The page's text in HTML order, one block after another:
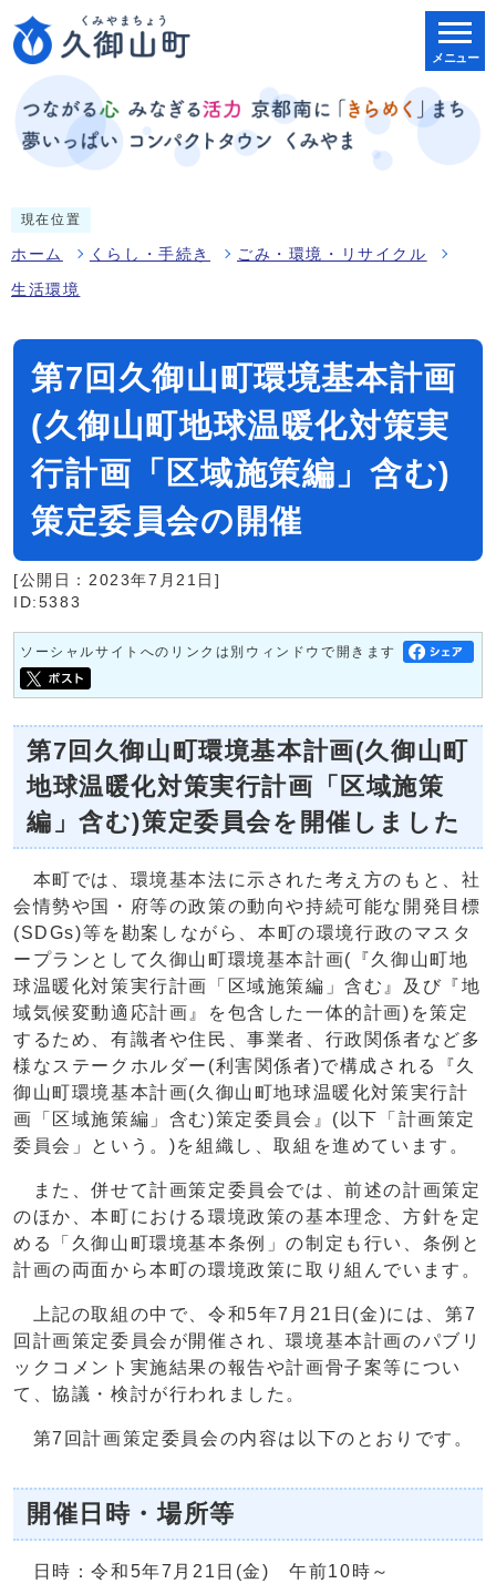
メニュー
現在位置
ホーム くらし・手続き ごみ・環境・リサイクル
生活環境
第7回久御山町環境基本計画
(久御山町地球温暖化対策実
行計画「区域施策編」含む)
策定委員会の開催
[公開日：2023年7月21日]
ID:5383
ソーシャルサイトへのリンクは別ウィンドウで開きます
第7回久御山町環境基本計画(久御山町
地球温暖化対策実行計画「区域施策
編」含む)策定委員会を開催しました
本町では、環境基本法に示された考え方のもと、社
会情勢や国・府等の政策の動向や持続可能な開発目標
(SDGs)等を勘案しながら、本町の環境行政のマスタ
ープランとして久御山町環境基本計画(『久御山町地
球温暖化対策実行計画「区域施策編」含む』及び『地
域気候変動適応計画』を包含した一体的計画)を策定
するため、有識者や住民、事業者、行政関係者など多
様なステークホルダー(利害関係者)で構成される『久
御山町環境基本計画(久御山町地球温暖化対策実行計
画「区域施策編」含む)策定委員会』(以下「計画策定
委員会」という。)を組織し、取組を進めています。
また、併せて計画策定委員会では、前述の計画策定
のほか、本町における環境政策の基本理念、方針を定
める「久御山町環境基本条例」の制定も行い、条例と
計画の両面から本町の環境政策に取り組んでいます。
上記の取組の中で、令和5年7月21日(金)には、第7
回計画策定委員会が開催され、環境基本計画のパブリ
ックコメント実施結果の報告や計画骨子案等につい
て、協議・検討が行われました。
第7回計画策定委員会の内容は以下のとおりです。
開催日時・場所等
日時：令和5年7月21日(金) 午前10時～